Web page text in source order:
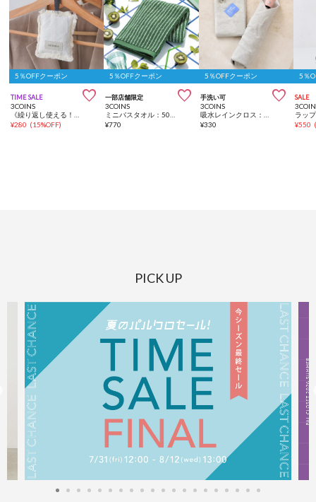
5％OFFクーポン
TIME SALE 
3COINS
¥280 (15%OFF)
5％OFFクーポン
一部店舗限定 
3COINS
¥770
5％OFFクーポン
手洗い可 
3COINS
¥330
5％
SALE
ラッ
¥550
PICK UP